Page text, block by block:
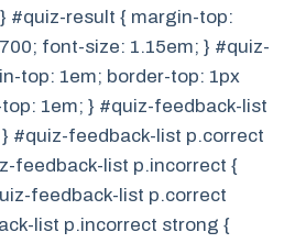
#quiz-result { margin-top:
font-size: 1.15em; } #quiz-
top: 1em; border-top: 1px
1em; } #quiz-feedback-list
#quiz-feedback-list p.correct
feedback-list p.incorrect {
feedback-list p.correct
list p.incorrect strong {